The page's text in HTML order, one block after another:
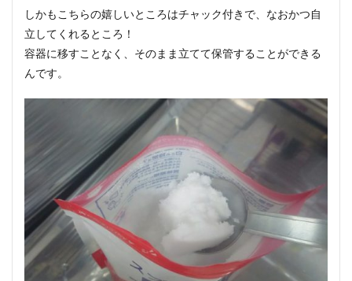
しかもこちらの嬉しいところはチャック付きで、なおかつ自
立してくれるところ！
容器に移すことなく、そのまま立てて保管することができる
んです。